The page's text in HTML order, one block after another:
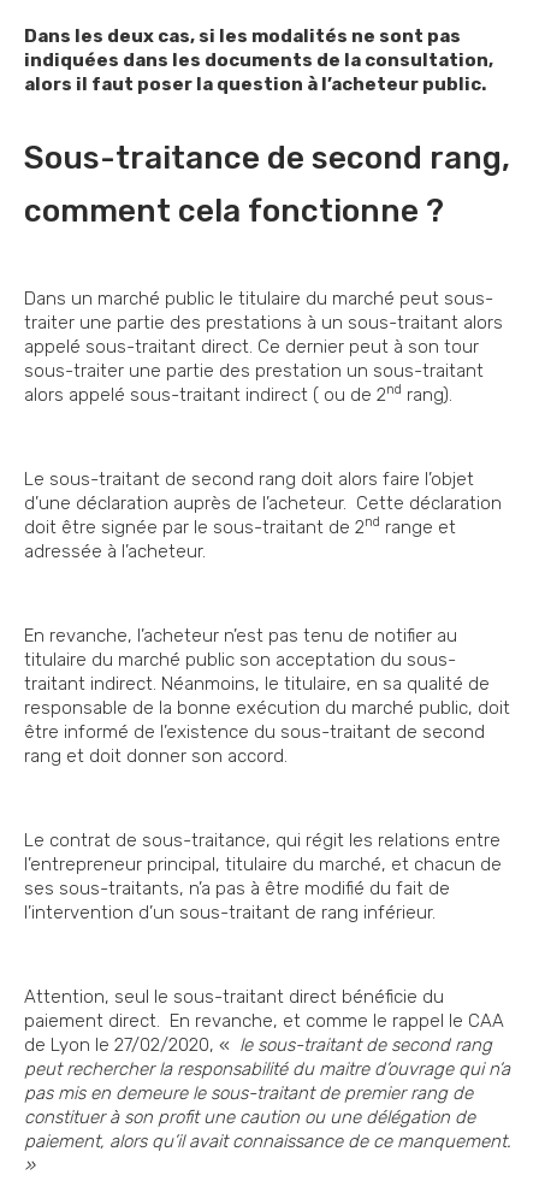
Dans les deux cas, si les modalités ne sont pas
indiquées dans les documents de la consultation,
alors il faut poser la question à l’acheteur public.
Sous-traitance de second rang,
comment cela fonctionne ?
Dans un marché public le titulaire du marché peut sous-
traiter une partie des prestations à un sous-traitant alors
appelé sous-traitant direct. Ce dernier peut à son tour
sous-traiter une partie des prestation un sous-traitant
alors appelé sous-traitant indirect ( ou de 2nd rang).
Le sous-traitant de second rang doit alors faire l’objet
d’une déclaration auprès de l’acheteur. Cette déclaration
doit être signée par le sous-traitant de 2nd range et
adressée à l’acheteur.
En revanche, l’acheteur n’est pas tenu de notifier au
titulaire du marché public son acceptation du sous-
traitant indirect. Néanmoins, le titulaire, en sa qualité de
responsable de la bonne exécution du marché public, doit
être informé de l’existence du sous-traitant de second
rang et doit donner son accord.
Le contrat de sous-traitance, qui régit les relations entre
l’entrepreneur principal, titulaire du marché, et chacun de
ses sous-traitants, n’a pas à être modifié du fait de
l’intervention d’un sous-traitant de rang inférieur.
Attention, seul le sous-traitant direct bénéficie du
paiement direct. En revanche, et comme le rappel le CAA
de Lyon le 27/02/2020, « le sous-traitant de second rang
peut rechercher la responsabilité du maitre d’ouvrage qui n’a
pas mis en demeure le sous-traitant de premier rang de
constituer à son profit une caution ou une délégation de
paiement, alors qu’il avait connaissance de ce manquement.
»